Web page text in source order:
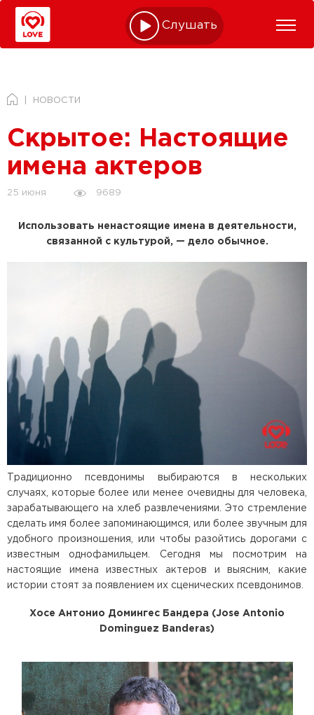
Слушать online
НОВОСТИ
Скрытое: Настоящие
имена актеров
25 июня 9689
Использовать ненастоящие имена в деятельности,
связанной с культурой, — дело обычное.
Традиционно псевдонимы выбираются в нескольких
случаях, которые более или менее очевидны для человека,
зарабатывающего на хлеб развлечениями. Это стремление
сделать имя более запоминающимся, или более звучным для
удобного произношения, или чтобы разойтись дорогами с
известным однофамильцем. Сегодня мы посмотрим на
настоящие имена известных актеров и выясним, какие
истории стоят за появлением их сценических псевдонимов.
Хосе Антонио Домингес Бандера (Jose Antonio
Dominguez Banderas)